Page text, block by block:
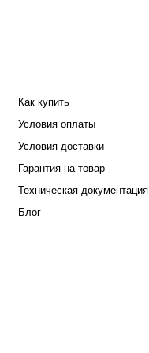
Как купить
Условия оплаты
Условия доставки
Гарантия на товар
Техническая документация
Блог